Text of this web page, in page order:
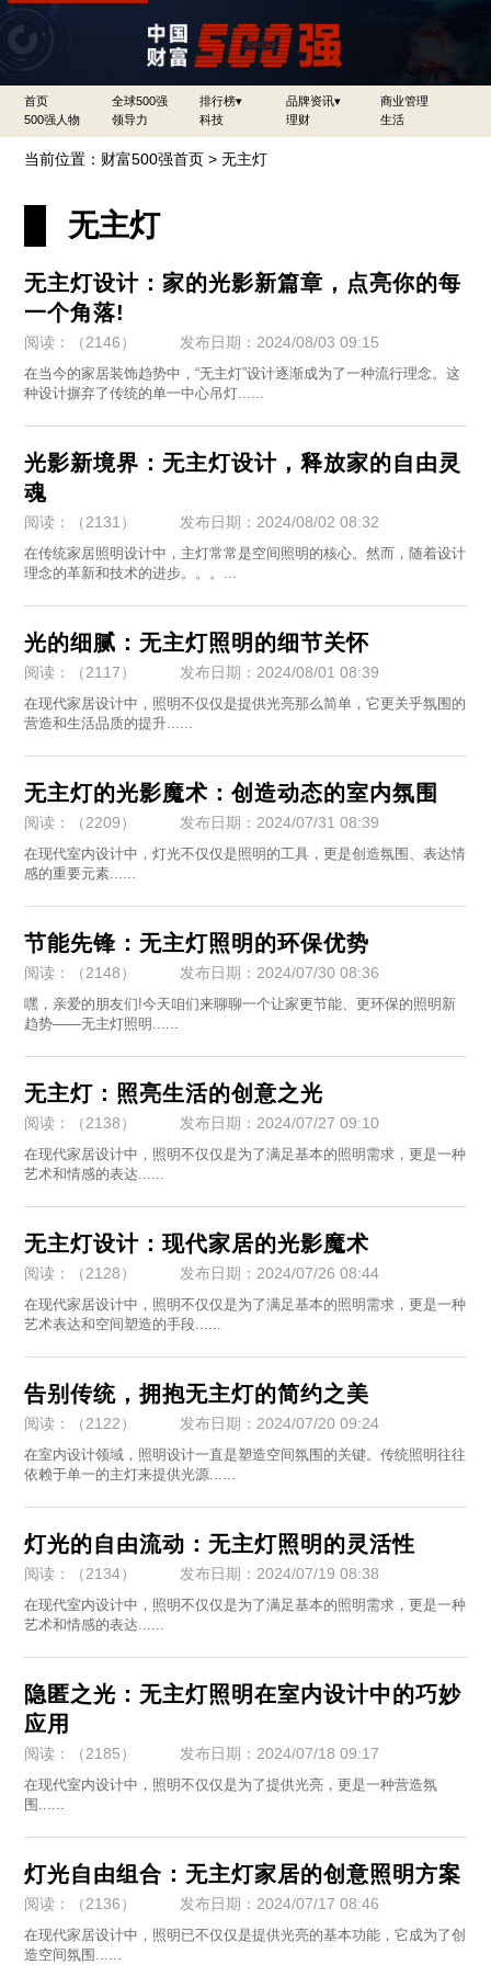
首页 全球500强 排行榜▾ 品牌资讯▾
商业管理
500强人物
领导力 科技 理财 生活
当前位置： 财富500强首页 >无主灯
无主灯
无主灯设计：家的光影新篇章，点亮你的每
一个角落!
阅读：（2146） 发布日期：2024/08/03 09:15
​在当今的家居装饰趋势中，“无主灯”设计逐渐成为了一种流行理念。这
种设计摒弃了传统的单一中心吊灯......
光影新境界：无主灯设计，释放家的自由灵
魂
阅读：（2131） 发布日期：2024/08/02 08:32
​在传统家居照明设计中，主灯常常是空间照明的核心。然而，随着设计
理念的革新和技术的进步。。。...
光的细腻：无主灯照明的细节关怀
阅读：（2117） 发布日期：2024/08/01 08:39
​在现代家居设计中，照明不仅仅是提供光亮那么简单，它更关乎氛围的
营造和生活品质的提升......
无主灯的光影魔术：创造动态的室内氛围
阅读：（2209） 发布日期：2024/07/31 08:39
​在现代室内设计中，灯光不仅仅是照明的工具，更是创造氛围、表达情
感的重要元素......
节能先锋：无主灯照明的环保优势
阅读：（2148） 发布日期：2024/07/30 08:36
​嘿，亲爱的朋友们!今天咱们来聊聊一个让家更节能、更环保的照明新
趋势——无主灯照明......
无主灯：照亮生活的创意之光
阅读：（2138） 发布日期：2024/07/27 09:10
​在现代家居设计中，照明不仅仅是为了满足基本的照明需求，更是一种
艺术和情感的表达......
无主灯设计：现代家居的光影魔术
阅读：（2128） 发布日期：2024/07/26 08:44
在现代家居设计中，照明不仅仅是为了满足基本的照明需求，更是一种
艺术表达和空间塑造的手段......
告别传统，拥抱无主灯的简约之美
阅读：（2122） 发布日期：2024/07/20 09:24
​在室内设计领域，照明设计一直是塑造空间氛围的关键。传统照明往往
依赖于单一的主灯来提供光源......
灯光的自由流动：无主灯照明的灵活性
阅读：（2134） 发布日期：2024/07/19 08:38
​在现代室内设计中，照明不仅仅是为了满足基本的照明需求，更是一种
艺术和情感的表达......
隐匿之光：无主灯照明在室内设计中的巧妙
应用
阅读：（2185） 发布日期：2024/07/18 09:17
​在现代室内设计中，照明不仅仅是为了提供光亮，更是一种营造氛
围......
灯光自由组合：无主灯家居的创意照明方案
阅读：（2136） 发布日期：2024/07/17 08:46
​在现代家居设计中，照明已不仅仅是提供光亮的基本功能，它成为了创
造空间氛围......